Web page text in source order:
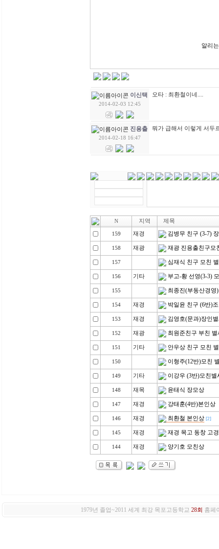
알리
이신택
2014-02-03 12:45
오타 : 최환철이네....
진용출
2014-02-18 16:47
뭐가 급해서 이렇게 서두
N 지역 제목
159 재경 김병무 친구 (3-7)
158 재광 재광 진용출친구모
157 심재식 친구 모친
156 기타 부고-황 선영(3-3)
155 최종진(부동산경영
154 재경 박일윤 친구 (6반)
153 재경 김영호(문과)장인
152 재광 최원준친구 부친 별
151 기타 안우상 친구 모친
150 이형주(12반)모친
149 기타 이강우 (3반)모친별
148 재목 윤태식 장모상
147 재경 강태훈(4반)본인상
146 재경 최환철 본인상 [2]
145 재경 재경 목고 동창 고
144 재경 양기호 모친상
1979년 졸업~2011 세계 최강 목포고등학교 28회 홈페